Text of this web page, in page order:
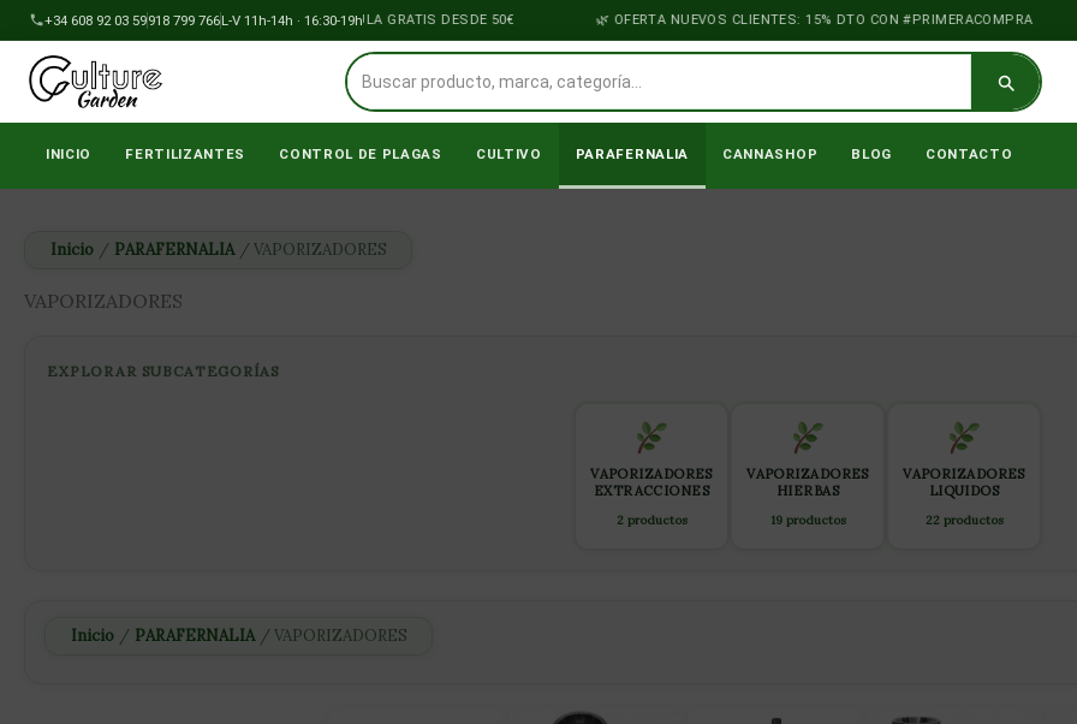
al
contenido
+34 608 92 03 59918 799 766L-V 11h-14h · 16:30-19h
ENVÍOS A PENÍNSULA GRATIS DESDE 50€ OFERTA NUEVOS CLIENTES: 15% DTO CON #PRIMERACOMPRA
INICIO FERTILIZANTES CONTROL DE PLAGAS CULTIVO PARAFERNALIA CANNASHOP BLOG CONTACTO
Inicio / PARAFERNALIA / VAPORIZADORES
VAPORIZADORES
EXPLORAR SUBCATEGORÍAS
VAPORIZADORES
EXTRACCIONES
2 productos
VAPORIZADORES
HIERBAS
19 productos
VAPORIZADORES
LIQUIDOS
22 productos
Inicio / PARAFERNALIA / VAPORIZADORES